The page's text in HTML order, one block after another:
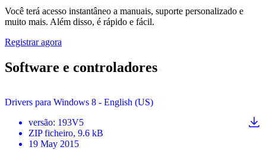
Você terá acesso instantâneo a manuais, suporte personalizado e
muito mais. Além disso, é rápido e fácil.
Registrar agora
Software e controladores
Drivers para Windows 8 - English (US)
versão: 193V5
ZIP ficheiro, 9.6 kB
19 May 2015